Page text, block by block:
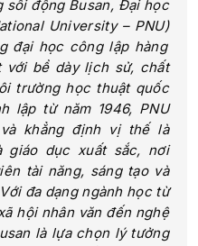
sôi động Busan, Đại học
University – PNU)
đại học công lập hàng
với bề dày lịch sử, chất
trường học thuật quốc
lập từ năm 1946, PNU
khẳng định vị thế là
giáo dục xuất sắc, nơi
tài năng, sáng tạo và
đa dạng ngành học từ
hội nhân văn đến nghệ
là lựa chọn lý tưởng